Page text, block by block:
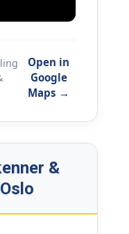
Open in
Google
Maps →
&